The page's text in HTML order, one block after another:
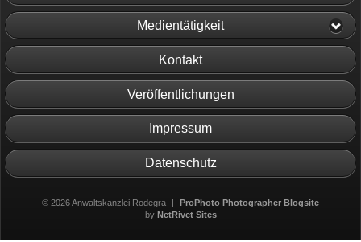
Medientätigkeit
Kontakt
Veröffentlichungen
Impressum
Datenschutz
© 2026 Anwaltskanzlei Rodegra |
ProPhoto Photographer Blogsite
by NetRivet Sites